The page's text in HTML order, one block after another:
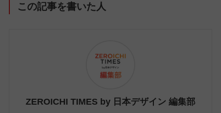
この記事を書いた人
ZEROICHI TIMES by 日本デザイン 編集部